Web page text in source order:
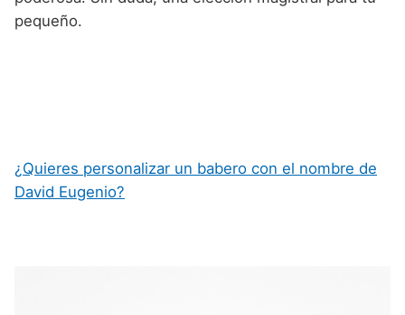
pequeño.
¿Quieres personalizar un babero con el nombre de
David Eugenio?